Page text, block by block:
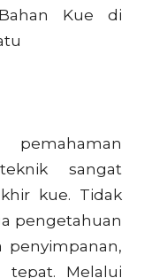
Kue di
sangat
kue. Tidak
pengetahuan
penyimpanan,
tepat. Melalui